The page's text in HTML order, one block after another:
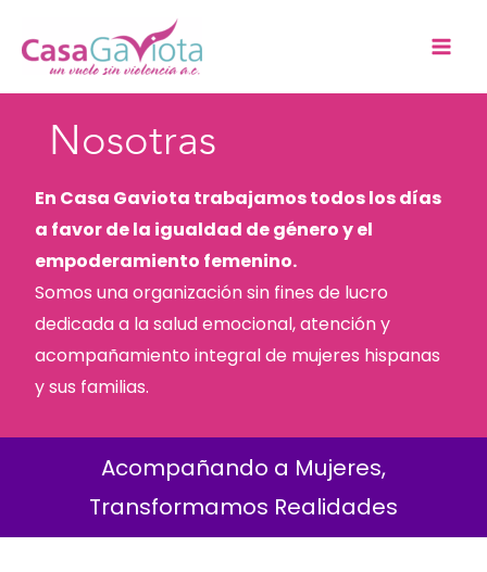
contenido
Nosotras
En Casa Gaviota trabajamos todos los días
a favor de la igualdad de género y el
empoderamiento femenino.
Somos una organización sin fines de lucro
dedicada a la salud emocional, atención y
acompañamiento integral de mujeres hispanas
y sus familias.
Acompañando a Mujeres,
Transformamos Realidades